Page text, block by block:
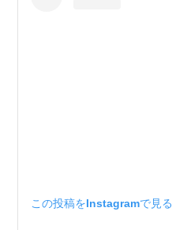
この投稿をInstagramで見る